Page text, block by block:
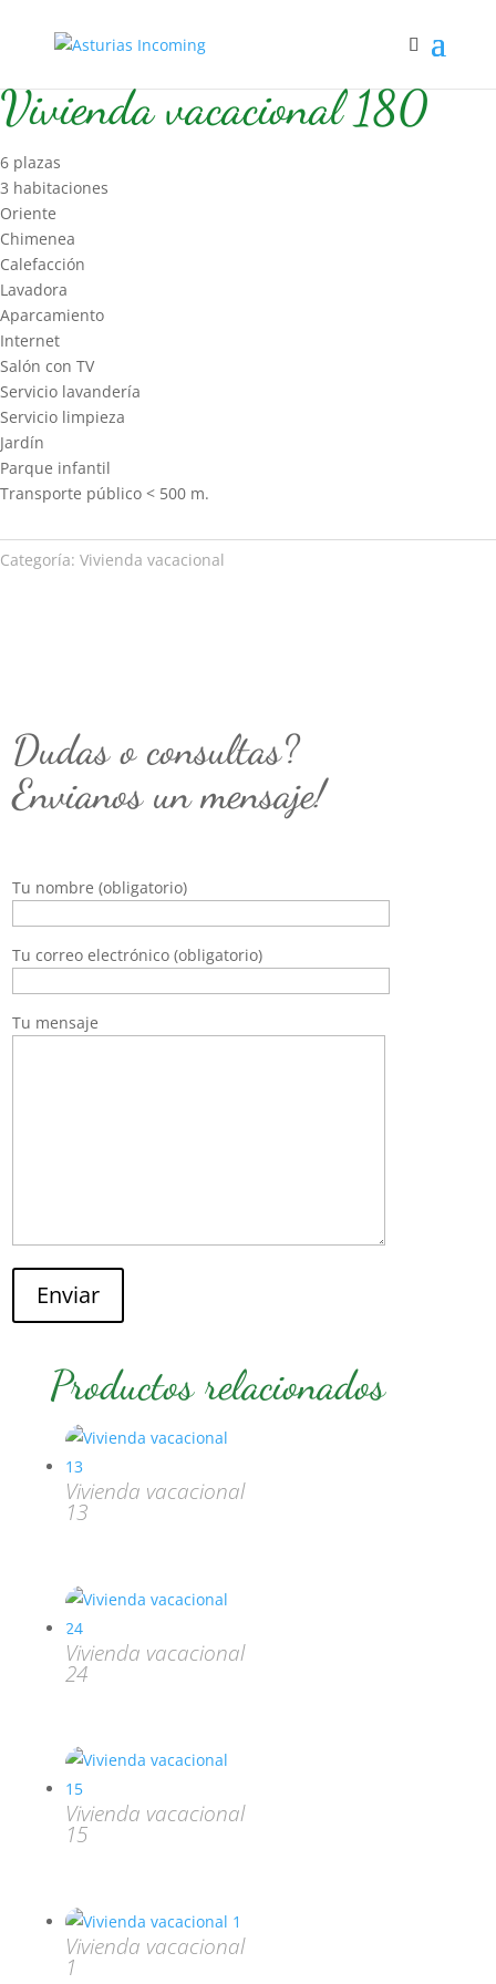
Vivienda vacacional 180
6 plazas
3 habitaciones
Oriente
Chimenea
Calefacción
Lavadora
Aparcamiento
Internet
Salón con TV
Servicio lavandería
Servicio limpieza
Jardín
Parque infantil
Transporte público < 500 m.
Categoría: Vivienda vacacional
Dudas o consultas?
Envianos un mensaje!
Tu nombre (obligatorio)
Tu correo electrónico (obligatorio)
Tu mensaje
Enviar
Productos relacionados
Vivienda vacacional
13
Vivienda vacacional
24
Vivienda vacacional
15
Vivienda vacacional
1